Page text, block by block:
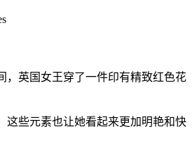
，英国女王穿了一件印有精致红色花
这些元素也让她看起来更加明艳和快